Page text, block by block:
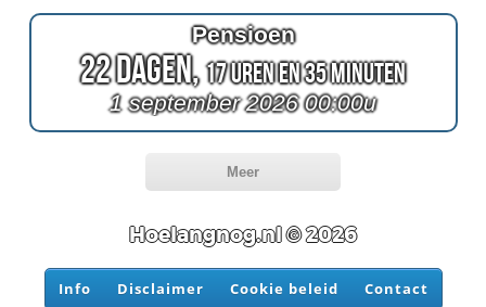
Pensioen
22 Dagen,17 Uren en 35 Minuten
1 september 2026 00:00u
Meer
Hoelangnog.nl © 2026
Info Disclaimer Cookie beleid Contact